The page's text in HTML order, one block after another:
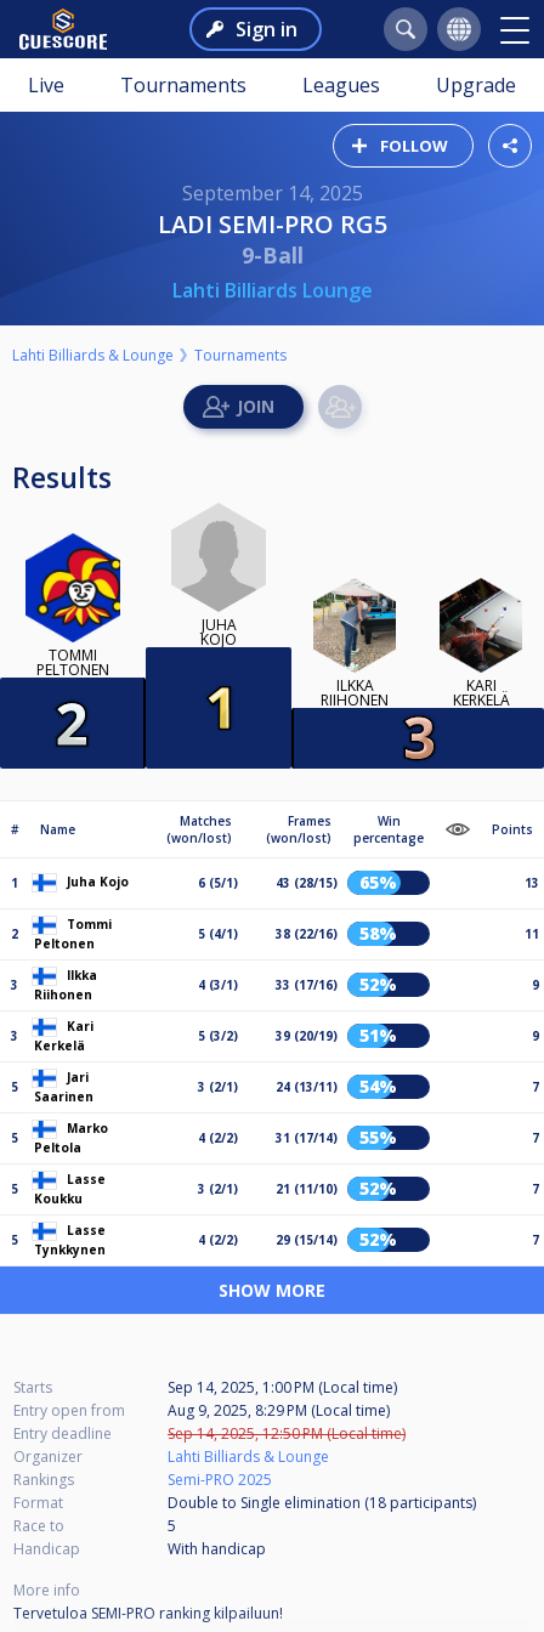
Sign in
Live Tournaments Leagues Upgrade
FOLLOW
September 14, 2025
LADI SEMI-PRO RG5
9-Ball
Lahti Billiards Lounge
Lahti Billiards & Lounge Tournaments
Results
TOMMI
PELTONEN
JUHA
KOJO
ILKKA
RIIHONEN
KARI
KERKELÄ
# Name
Matches
(won/lost)
Frames
(won/lost)
Win
percentage
Points
1 Juha Kojo 6 (5/1) 43 (28/15) 65% 13
2
Tommi
Peltonen
5 (4/1) 38 (22/16) 58% 11
3
Ilkka
Riihonen
4 (3/1) 33 (17/16) 52% 9
3
Kari
Kerkelä
5 (3/2) 39 (20/19) 51% 9
5
Jari
Saarinen
3 (2/1) 24 (13/11) 54% 7
5
Marko
Peltola
4 (2/2) 31 (17/14) 55% 7
5
Lasse
Koukku
3 (2/1) 21 (11/10) 52% 7
5
Lasse
Tynkkynen
4 (2/2) 29 (15/14) 52% 7
SHOW MORE
Starts
Sep 14, 2025, 1:00 PM (Local time)
Entry open from
Aug 9, 2025, 8:29 PM (Local time)
Entry deadline
Sep 14, 2025, 12:50 PM (Local time)
Organizer
Lahti Billiards & Lounge
Rankings
Semi-PRO 2025
Format
Double to Single elimination (18 participants)
Race to
5
Handicap
With handicap
More info
Tervetuloa SEMI-PRO ranking kilpailuun!